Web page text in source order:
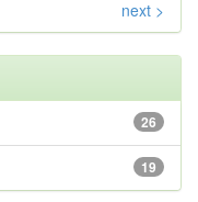
next >
26
19